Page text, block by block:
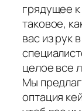
грядущее
таковое,
вас из рук
целое все
Мы
оптация